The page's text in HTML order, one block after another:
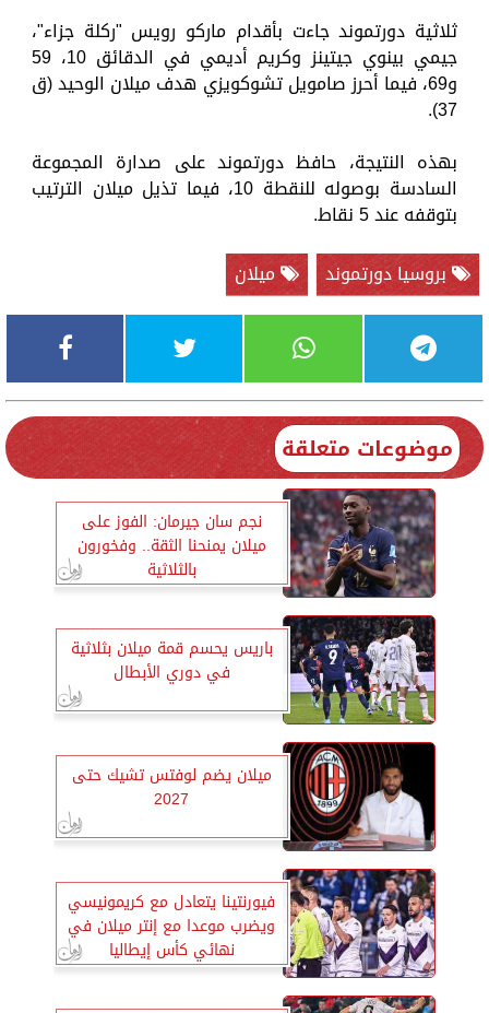
ثلاثية دورتموند جاءت بأقدام ماركو رويس "ركلة جزاء"،
جيمي بينوي جيتينز وكريم أديمي في الدقائق 10، 59
و69، فيما أحرز صامويل تشوكويزي هدف ميلان الوحيد (ق
37).
بهذه النتيجة، حافظ دورتموند على صدارة المجموعة
السادسة بوصوله للنقطة 10، فيما تذيل ميلان الترتيب
بتوقفه عند 5 نقاط.
بروسيا دورتموند
ميلان
موضوعات متعلقة
نجم سان جيرمان: الفوز على
ميلان يمنحنا الثقة.. وفخورون
بالثلاثية
باريس يحسم قمة ميلان بثلاثية
في دوري الأبطال
ميلان يضم لوفتس تشيك حتى
2027
فيورنتينا يتعادل مع كريمونيسي
ويضرب موعدا مع إنتر ميلان في
نهائي كأس إيطاليا